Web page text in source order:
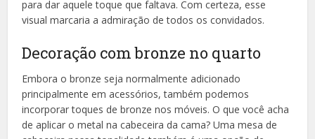
para dar aquele toque que faltava. Com certeza, esse
visual marcaria a admiração de todos os convidados.
Decoração com bronze no quarto
Embora o bronze seja normalmente adicionado
principalmente em acessórios, também podemos
incorporar toques de bronze nos móveis. O que você acha
de aplicar o metal na cabeceira da cama? Uma mesa de